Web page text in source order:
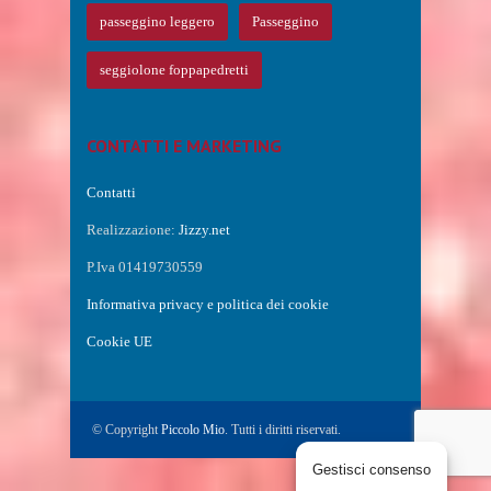
passeggino leggero Passeggino
seggiolone foppapedretti
CONTATTI E MARKETING
Contatti
Realizzazione: Jizzy.net
P.Iva 01419730559
Informativa privacy e politica dei cookie
Cookie UE
© CopyrightPiccolo Mio. Tutti i diritti riservati.
Gestisci consenso